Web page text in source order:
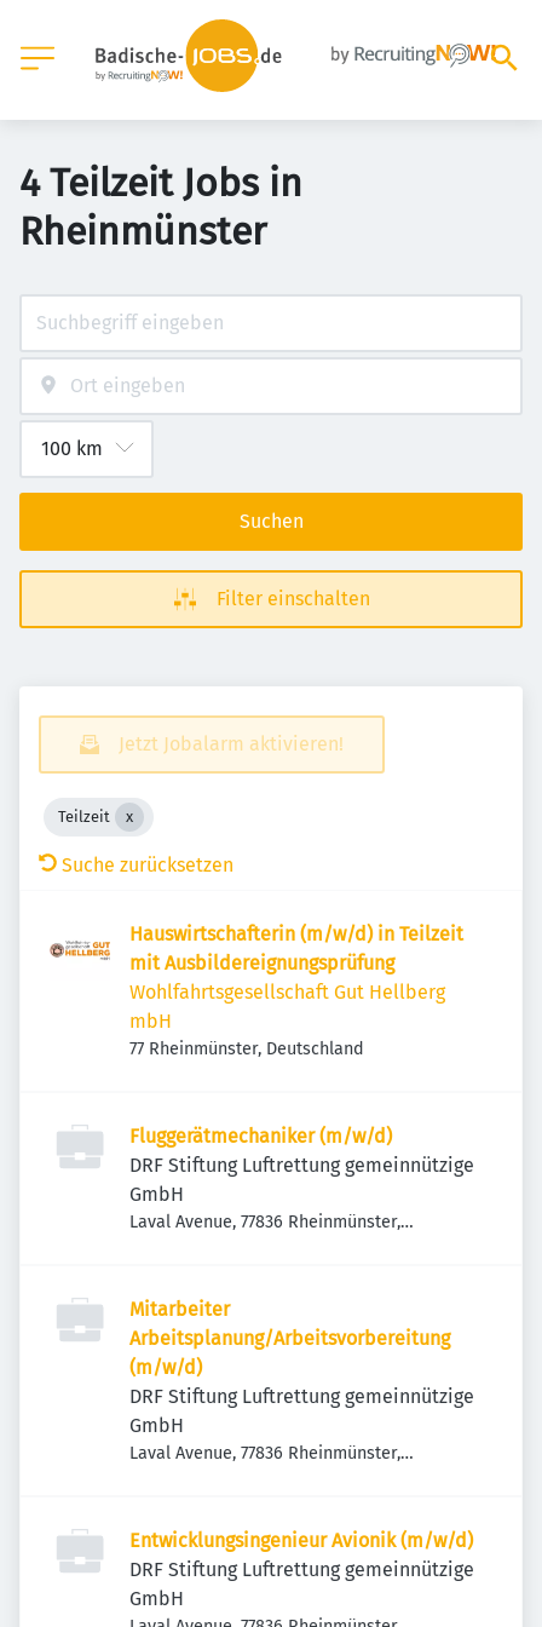
4 Teilzeit Jobs in
Rheinmünster
Suchen
Filter einschalten
Jetzt Jobalarm aktivieren!
Teilzeit
Suche zurücksetzen
Hauswirtschafterin (m/w/d) in Teilzeit
mit Ausbildereignungsprüfung
Wohlfahrtsgesellschaft Gut Hellberg
mbH
77 Rheinmünster, Deutschland
Fluggerätmechaniker (m/w/d)
DRF Stiftung Luftrettung gemeinnützige
GmbH
Laval Avenue, 77836 Rheinmünster,
Mitarbeiter
Arbeitsplanung/Arbeitsvorbereitung
(m/w/d)
DRF Stiftung Luftrettung gemeinnützige
GmbH
Laval Avenue, 77836 Rheinmünster,
Entwicklungsingenieur Avionik (m/w/d)
DRF Stiftung Luftrettung gemeinnützige
GmbH